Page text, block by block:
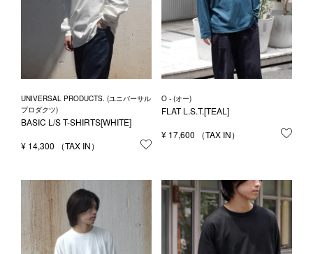
UNIVERSAL PRODUCTS. (ユニバーサル
プロダクツ)
BASIC L/S T-SHIRTS[WHITE]
¥ 14,300
O - (オー)
FLAT L.S.T.[TEAL]
¥ 17,600